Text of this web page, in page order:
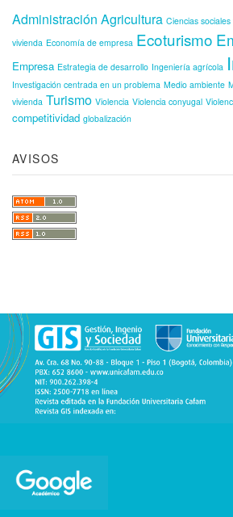
Administración Agricultura Ciencias
vivienda Economía de empresa Ecoturismo
Empresa Estrategia de desarrollo Ingeniería agrícola
Investigación centrada en un problema Medio ambiente
vivienda Turismo Violencia Violencia conyugal
competitividad globalización
AVISOS